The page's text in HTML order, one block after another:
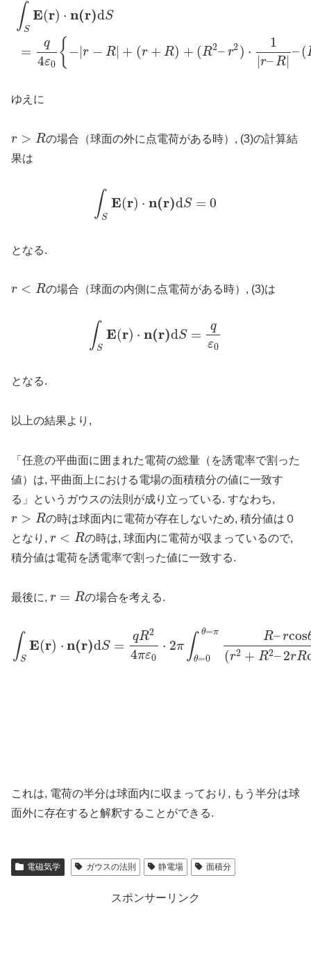
∫S
E(r) ⋅ n(r)dS
=
q
4ε0 { −|r − R| + (r + R) + (R2– r2 ) ⋅
1
|r–R|
–(
ゆえに
r > Rの場合（球面の外に点電荷がある時）, (3)の計算結
果は
∫S
E(r) ⋅ n(r)dS = 0
となる.
r < Rの場合（球面の内側に点電荷がある時）, (3)は
∫S
E(r) ⋅ n(r)dS =
q
ε0
となる.
以上の結果より,
「任意の平曲面に囲まれた電荷の総量（を誘電率で割った
値）は, 平曲面上における電場の面積積分の値に一致す
る」というガウスの法則が成り立っている. すなわち,
r > Rの時は球面内に電荷が存在しないため, 積分値は０
となり, r < Rの時は, 球面内に電荷が収まっているので,
積分値は電荷を誘電率で割った値に一致する.
最後に, r = Rの場合を考える.
∫S
E(r) ⋅ n(r)dS =
qR2
4πε0
⋅ 2π ∫ θ=π
θ=0
R–rcos
(r2 + R2–2rR
これは, 電荷の半分は球面内に収まっており, もう半分は球
面外に存在すると解釈することができる.
電磁気学 ガウスの法則 静電場 面積分
スポンサーリンク